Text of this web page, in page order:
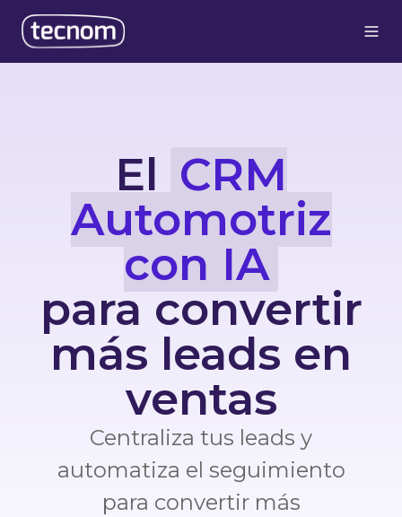
El CRM
Automotriz
con IA
para convertir
más leads en
ventas
Centraliza tus leads y
automatiza el seguimiento
para convertir más